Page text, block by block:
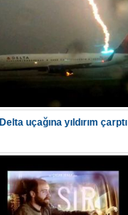
Delta uçağına yıldırım çarptı